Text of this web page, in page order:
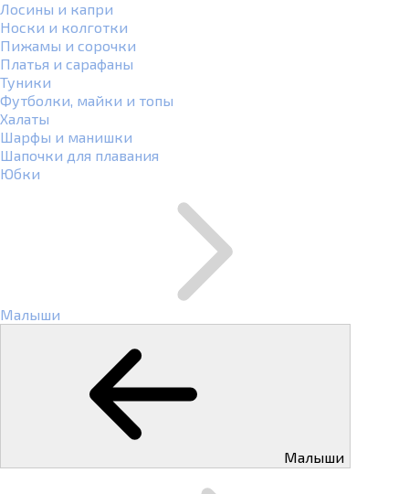
Лосины и капри
Носки и колготки
Пижамы и сорочки
Платья и сарафаны
Туники
Футболки, майки и топы
Халаты
Шарфы и манишки
Шапочки для плавания
Юбки
Малыши
Малыши